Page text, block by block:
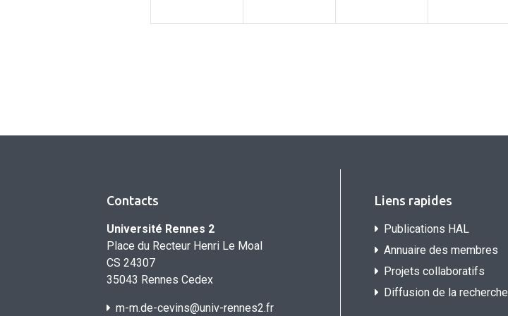
Contacts
Université Rennes 2
Place du Recteur Henri Le Moal
CS 24307
35043 Rennes Cedex
m-m.de-cevins@univ-rennes2.fr
Liens rapides
Publications HAL
Annuaire des membres
Projets collaboratifs
Diffusion de la recherche